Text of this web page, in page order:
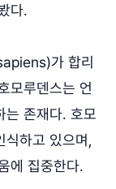
다.
가 합리
모루덴스는 언
는 존재다. 호모
식하고 있으며,
에 집중한다.